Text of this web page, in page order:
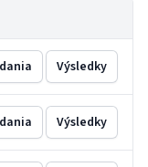
Výsledky
Výsledky